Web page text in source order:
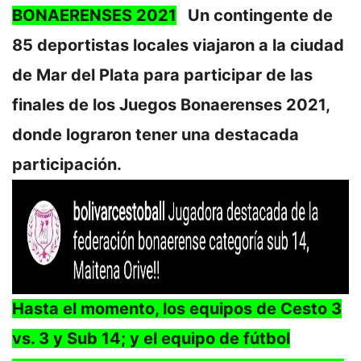
BONAERENSES 2021
Un contingente de
85 deportistas locales viajaron a la ciudad
de Mar del Plata para participar de las
finales de los Juegos Bonaerenses 2021,
donde lograron tener una destacada
participación.
Hasta el momento, los equipos de Cesto 3
vs. 3 y Sub 14; y el equipo de fútbol